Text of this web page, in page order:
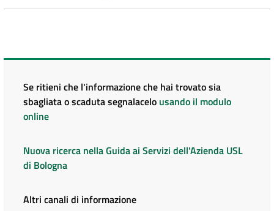
Se ritieni che l'informazione che hai trovato sia
sbagliata o scaduta segnalacelo usando il modulo
online
Nuova ricerca nella Guida ai Servizi dell'Azienda USL
di Bologna
Altri canali di informazione